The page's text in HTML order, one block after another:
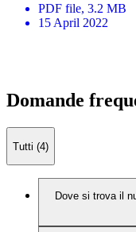
PDF file, 3.2 MB
15 April 2022
Domande
Tutti (4)
Dove si trova il